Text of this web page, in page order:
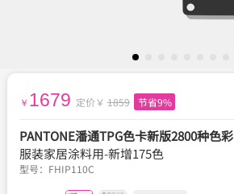
￥ 1679 定价￥ 1859 节省9%
PANTONE潘通TPG色卡新版2800种色彩
服装家居涂料用-新增175色
型号： FHIP110C